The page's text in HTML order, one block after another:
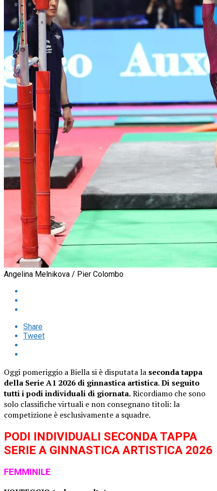
Angelina Melnikova / Pier Colombo
Share
Tweet
Oggi pomeriggio a Biella si è disputata la seconda tappa
della Serie A1 2026 di ginnastica artistica.Di seguito
tutti i podi individuali di giornata.Ricordiamo che sono
solo classifiche virtuali e non consegnano titoli: la
competizione è esclusivamente a squadre.
PODI INDIVIDUALI SECONDA TAPPA
SERIE A GINNASTICA ARTISTICA 2026
FEMMINILE